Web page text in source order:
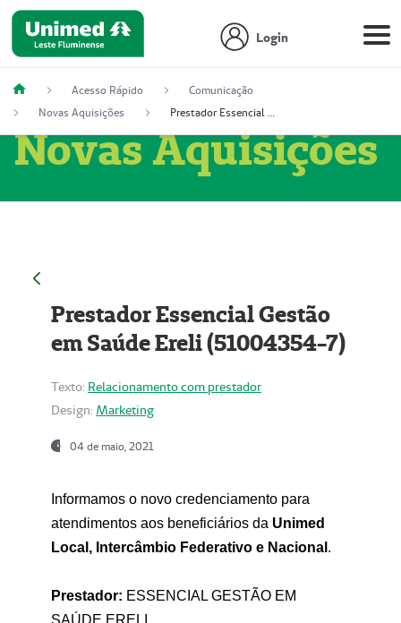
Login
Acesso Rápido
Comunicação
Novas Aquisições
Prestador Essencial Gestão em Saúde Ereli (51004354-7)
Novas Aquisições
Prestador Essencial Gestão
em Saúde Ereli (51004354-7)
Texto: Relacionamento com prestador
Design: Marketing
04 de maio, 2021
Informamos o novo credenciamento para
atendimentos aos beneficiários da Unimed
Local, Intercâmbio Federativo e Nacional .
Prestador: ESSENCIAL GESTÃO EM
SAÚDE ERELI